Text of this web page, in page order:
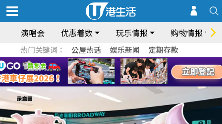
演唱会 优惠着数 玩乐情报 购物情报
热门关键词： 公屋热话 娱乐新闻 定期存款